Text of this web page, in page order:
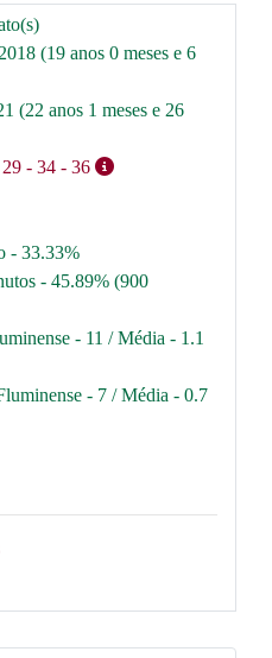
(19 anos 0 meses e 6
(22 anos 1 meses e 26
- 34 - 36
- 33.33%
- 45.89% (900
- 11 / Média - 1.1
- 7 / Média - 0.7